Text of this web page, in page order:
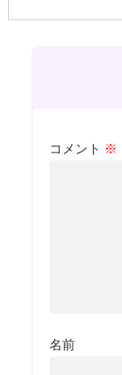
コメント ※
名前